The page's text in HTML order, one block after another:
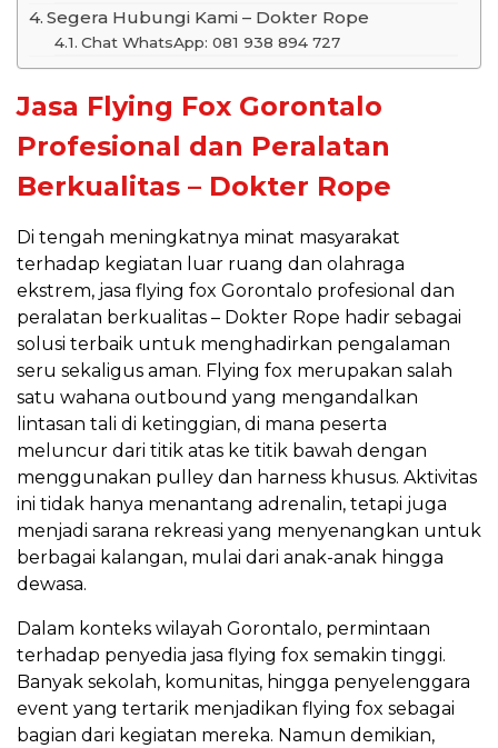
Segera Hubungi Kami – Dokter Rope
Chat WhatsApp: 081 938 894 727
Jasa Flying Fox Gorontalo
Profesional dan Peralatan
Berkualitas – Dokter Rope
Di tengah meningkatnya minat masyarakat
terhadap kegiatan luar ruang dan olahraga
ekstrem, jasa flying fox Gorontalo profesional dan
peralatan berkualitas – Dokter Rope hadir sebagai
solusi terbaik untuk menghadirkan pengalaman
seru sekaligus aman. Flying fox merupakan salah
satu wahana outbound yang mengandalkan
lintasan tali di ketinggian, di mana peserta
meluncur dari titik atas ke titik bawah dengan
menggunakan pulley dan harness khusus. Aktivitas
ini tidak hanya menantang adrenalin, tetapi juga
menjadi sarana rekreasi yang menyenangkan untuk
berbagai kalangan, mulai dari anak-anak hingga
dewasa.
Dalam konteks wilayah Gorontalo, permintaan
terhadap penyedia jasa flying fox semakin tinggi.
Banyak sekolah, komunitas, hingga penyelenggara
event yang tertarik menjadikan flying fox sebagai
bagian dari kegiatan mereka. Namun demikian,